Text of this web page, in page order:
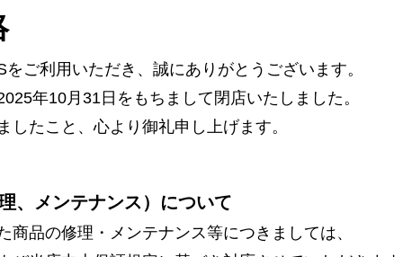
ご利用いただき、誠にありがとうございます。
年10月31日をもちまして閉店いたしました。
したこと、心より御礼申し上げます。
、メンテナンス）について
商品の修理・メンテナンス等につきましては、